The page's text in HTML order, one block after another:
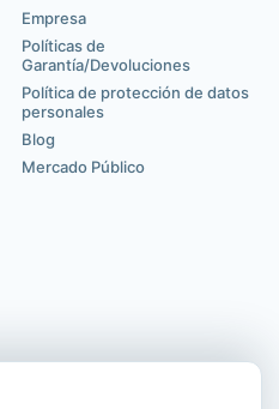
Empresa
Políticas de
Garantía/Devoluciones
Política de protección de datos
personales
Blog
Mercado Público